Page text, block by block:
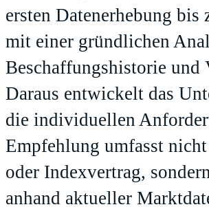
ersten Datenerhebung bis
mit einer gründlichen
Beschaffungshistorie und
Daraus entwickelt das
die individuellen
Empfehlung umfasst
oder Indexvertrag,
anhand aktueller